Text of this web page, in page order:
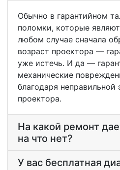
Обычно в гарантийном
поломки, которые
любом случае сначала
возраст проектора —
уже истечь. И да —
механические
благодаря неправильной
проектора.
На какой ремонт
на что нет?
У вас бесплатная